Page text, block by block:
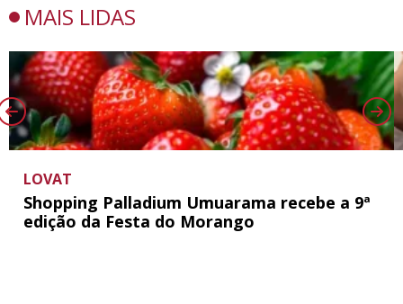
MAIS LIDAS
LOVAT
Shopping Palladium Umuarama recebe a 9ª
edição da Festa do Morango